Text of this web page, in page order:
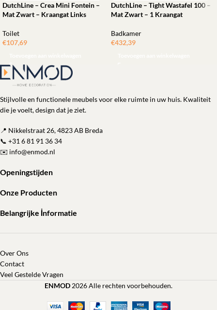
DutchLine – Crea Mini Fontein –
Mat Zwart – Kraangat Links
Toilet
€107,69
DutchLine – Tight Wastafel 100 –
Mat Zwart – 1 Kraangat
Badkamer
€432,39
Stijlvolle en functionele meubels voor elke ruimte in uw huis. Kwaliteit
die je voelt, design dat je ziet.
📍 Nikkelstraat 26, 4823 AB Breda
📞 +31 6 81 91 36 34
✉️ info@enmod.nl
Openingstijden
Onze Producten
Belangrijke İnformatie
Over Ons
Contact
Veel Gestelde Vragen
ENMOD 2026 Alle rechten voorbehouden.